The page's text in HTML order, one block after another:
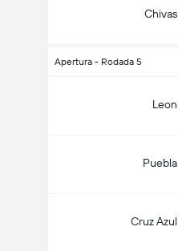
Chivas
Apertura - Rodada 5
Leon
Puebla
Cruz Azul